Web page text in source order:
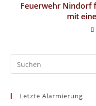
Feuerwehr Nindorf
mit
Letzte Alarmierung